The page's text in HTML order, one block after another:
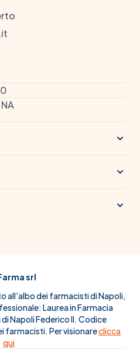
srl
all'albo dei farmacisti di Napoli,
Laurea in Farmacia
Napoli Federico II. Codice
farmacisti. Per visionareclicca
qui